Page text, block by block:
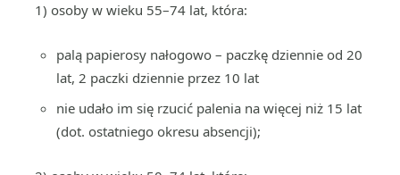
1) osoby w wieku 55–74 lat, która:
palą papierosy nałogowo – paczkę dziennie od 20
lat, 2 paczki dziennie przez 10 lat
nie udało im się rzucić palenia na więcej niż 15 lat
(dot. ostatniego okresu absencji);